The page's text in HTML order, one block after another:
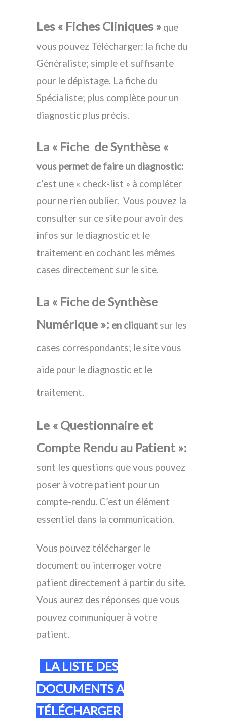
Les « Fiches Cliniques » que
vous pouvez Télécharger: la fiche du
Généraliste; simple et suffisante
pour le dépistage. La fiche du
Spécialiste; plus complète pour un
diagnostic plus précis.
La « Fiche de Synthèse «
vous permet de faire un diagnostic:
c’est une « check-list » à compléter
pour ne rien oublier. Vous pouvez la
consulter sur ce site pour avoir des
infos sur le diagnostic et le
traitement en cochant les mêmes
cases directement sur le site.
La « Fiche de Synthèse
Numérique »: en cliquant sur les
cases correspondants; le site vous
aide pour le diagnostic et le
traitement.
Le « Questionnaire et
Compte Rendu au Patient »:
sont les questions que vous pouvez
poser à votre patient pour un
compte-rendu. C’est un élément
essentiel dans la communication.
Vous pouvez télécharger le
document ou interroger votre
patient directement à partir du site.
Vous aurez des réponses que vous
pouvez communiquer à votre
patient.
LA LISTE DES
DOCUMENTS A
TÉLÉCHARGER